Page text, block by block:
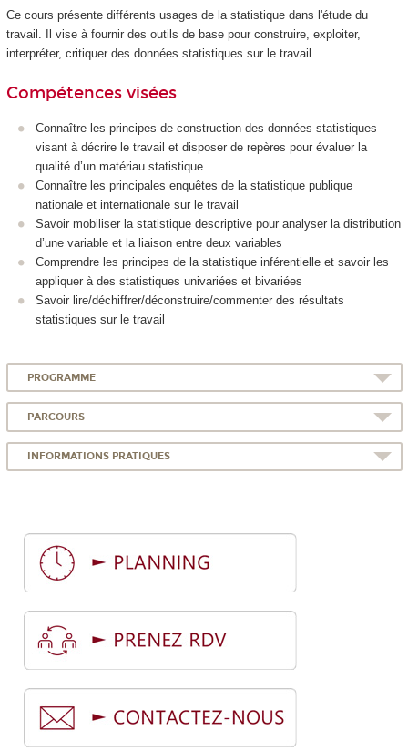
Ce cours présente différents usages de la statistique dans l'étude du
travail. Il vise à fournir des outils de base pour construire, exploiter,
interpréter, critiquer des données statistiques sur le travail.
Compétences visées
Connaître les principes de construction des données statistiques
visant à décrire le travail et disposer de repères pour évaluer la
qualité d’un matériau statistique
Connaître les principales enquêtes de la statistique publique
nationale et internationale sur le travail
Savoir mobiliser la statistique descriptive pour analyser la distribution
d’une variable et la liaison entre deux variables
Comprendre les principes de la statistique inférentielle et savoir les
appliquer à des statistiques univariées et bivariées
Savoir lire/déchiffrer/déconstruire/commenter des résultats
statistiques sur le travail
PROGRAMME
PARCOURS
INFORMATIONS PRATIQUES